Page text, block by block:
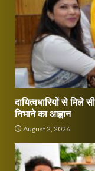
दायित्वधारियों से मिले
निभाने का आह्वान
August 2, 2026